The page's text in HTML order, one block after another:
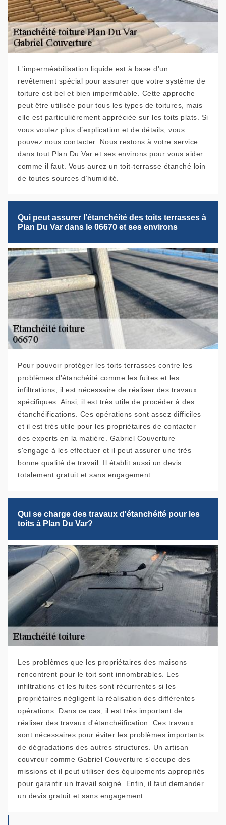
L'imperméabilisation liquide est à base d’un
revêtement spécial pour assurer que votre système de
toiture est bel et bien imperméable. Cette approche
peut être utilisée pour tous les types de toitures, mais
elle est particulièrement appréciée sur les toits plats. Si
vous voulez plus d’explication et de détails, vous
pouvez nous contacter. Nous restons à votre service
dans tout Plan Du Var et ses environs pour vous aider
comme il faut. Vous aurez un toit-terrasse étanché loin
de toutes sources d’humidité.
Qui peut assurer l'étanchéité des toits terrasses à
Plan Du Var dans le 06670 et ses environs
Pour pouvoir protéger les toits terrasses contre les
problèmes d'étanchéité comme les fuites et les
infiltrations, il est nécessaire de réaliser des travaux
spécifiques. Ainsi, il est très utile de procéder à des
étanchéifications. Ces opérations sont assez difficiles
et il est très utile pour les propriétaires de contacter
des experts en la matière. Gabriel Couverture
s'engage à les effectuer et il peut assurer une très
bonne qualité de travail. Il établit aussi un devis
totalement gratuit et sans engagement.
Qui se charge des travaux d'étanchéité pour les
toits à Plan Du Var?
Les problèmes que les propriétaires des maisons
rencontrent pour le toit sont innombrables. Les
infiltrations et les fuites sont récurrentes si les
propriétaires négligent la réalisation des différentes
opérations. Dans ce cas, il est très important de
réaliser des travaux d'étanchéification. Ces travaux
sont nécessaires pour éviter les problèmes importants
de dégradations des autres structures. Un artisan
couvreur comme Gabriel Couverture s'occupe des
missions et il peut utiliser des équipements appropriés
pour garantir un travail soigné. Enfin, il faut demander
un devis gratuit et sans engagement.